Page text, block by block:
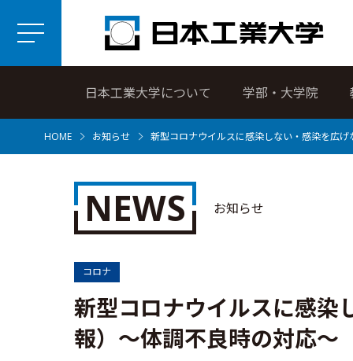
日本工業大学について 学部・大学院
HOME お知らせ 新型コロナウイルスに感染しない・感染を広
NEWS お知らせ
コロナ
新型コロナウイルスに感染
報）～体調不良時の対応～